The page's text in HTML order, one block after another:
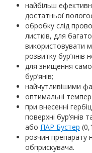
найбільш
достатньої
обробку слід
листків, для
використовувати
розвитку бур’янів
для знищення
бур’янів;
найчутливішими
оптимальні
при внесенні
поверхні
або ПАР Бустер
розчин препарату
обприскувача.